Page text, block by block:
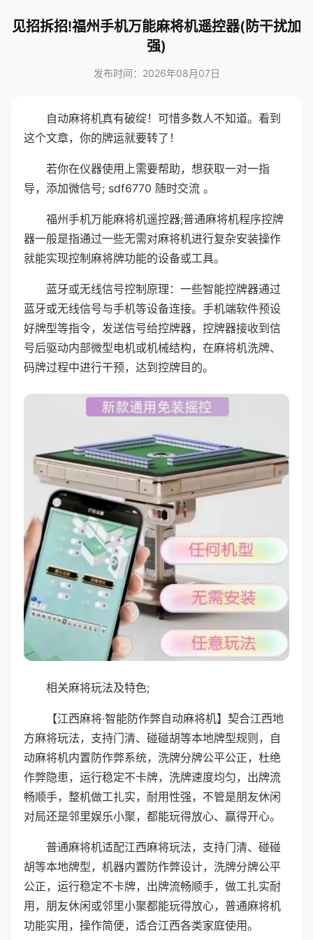
见招拆招!福州手机万能麻将机遥控器(防干扰加
强)
发布时间：2026年08月07日
自动麻将机真有破绽！可惜多数人不知道。看到
这个文章，你的牌运就要转了！
若你在仪器使用上需要帮助，想获取一对一指
导，添加微信号; sdf6770 随时交流 。
福州手机万能麻将机遥控器;普通麻将机程序控牌
器一般是指通过一些无需对麻将机进行复杂安装操作
就能实现控制麻将牌功能的设备或工具。
蓝牙或无线信号控制原理：一些智能控牌器通过
蓝牙或无线信号与手机等设备连接。手机端软件预设
好牌型等指令，发送信号给控牌器，控牌器接收到信
号后驱动内部微型电机或机械结构，在麻将机洗牌、
码牌过程中进行干预，达到控牌目的。
相关麻将玩法及特色;
【江西麻将·智能防作弊自动麻将机】契合江西地
方麻将玩法，支持门清、碰碰胡等本地牌型规则，自
动麻将机内置防作弊系统，洗牌分牌公平公正，杜绝
作弊隐患，运行稳定不卡牌，洗牌速度均匀，出牌流
畅顺手，整机做工扎实，耐用性强，不管是朋友休闲
对局还是邻里娱乐小聚，都能玩得放心、赢得开心。
普通麻将机适配江西麻将玩法，支持门清、碰碰
胡等本地牌型，机器内置防作弊设计，洗牌分牌公平
公正，运行稳定不卡牌，出牌流畅顺手，做工扎实耐
用，朋友休闲或邻里小聚都能玩得放心，普通麻将机
功能实用，操作简便，适合江西各类家庭使用。